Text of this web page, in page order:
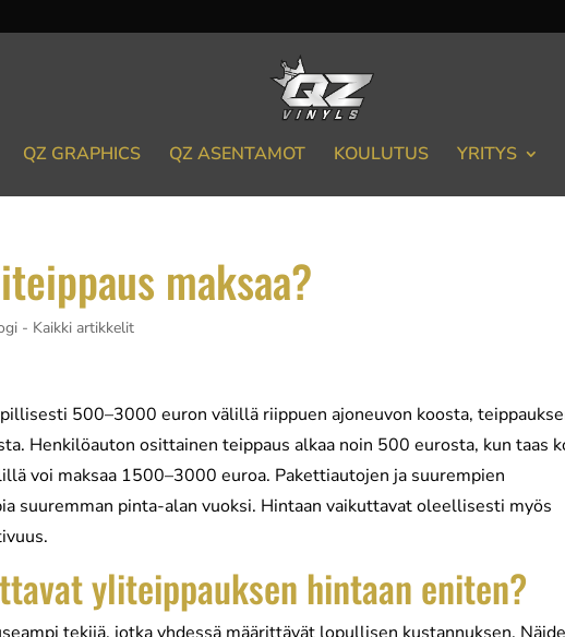
QZ GRAPHICS QZ ASENTAMOT KOULUTUS YRITYS
maksaa?
- Kaikki artikkelit
500–3000 euron välillä riippuen ajoneuvon koosta,
Henkilöauton osittainen teippaus alkaa noin 500 eurosta, kun taas
voi maksaa 1500–3000 euroa. Pakettiautojen ja suurempien
suuremman pinta-alan vuoksi. Hintaan vaikuttavat oleellisesti myös
yliteippauksen hintaan eniten?